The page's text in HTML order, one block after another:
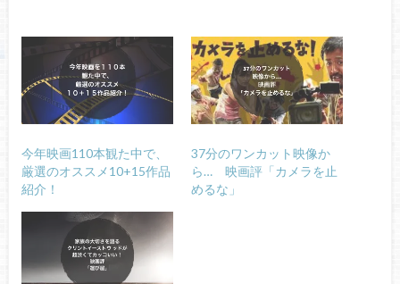
今年映画110本観た中で、
厳選のオススメ10+15作品
紹介！
37分のワンカット映像か
ら… 映画評「カメラを止
めるな」